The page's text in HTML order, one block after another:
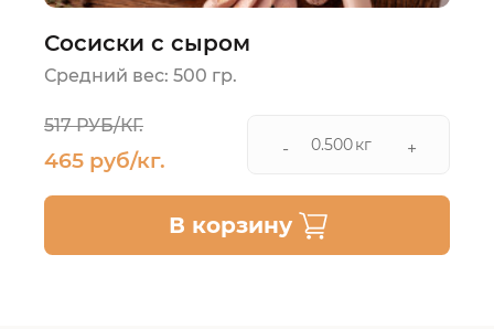
Сосиски с сыром
Средний вес: 500 гр.
517 РУБ/КГ.
465 руб/кг. - кг +
В корзину